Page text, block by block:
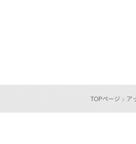
TOPページ > ア